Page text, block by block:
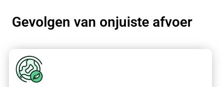
Gevolgen van onjuiste afvoer